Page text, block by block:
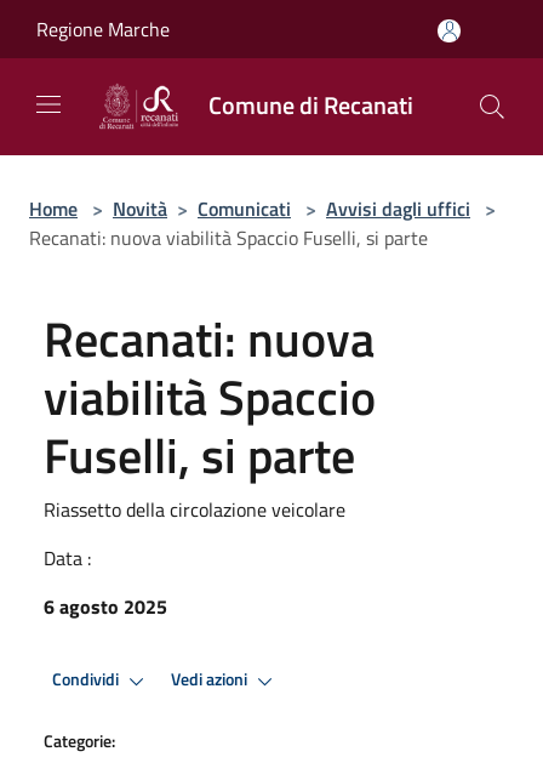
Regione Marche
Comune di Recanati
Home > Novità > Comunicati > Avvisi dagli uffici >
Recanati: nuova viabilità Spaccio Fuselli, si parte
Recanati: nuova
viabilità Spaccio
Fuselli, si parte
Riassetto della circolazione veicolare
Data :
6 agosto 2025
Condividi Vedi azioni
Categorie: